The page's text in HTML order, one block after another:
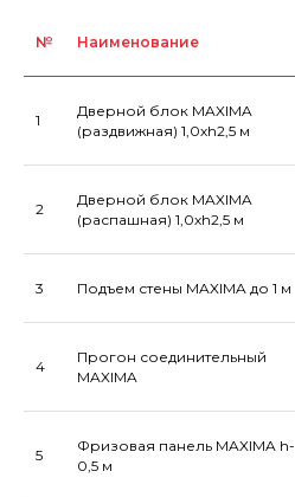
№ Наименование
1
Дверной блок MAXIMA
(раздвижная) 1,0хh2,5 м
2
Дверной блок MAXIMA
(распашная) 1,0хh2,5 м
3 Подъем стены MAXIMA до 1 м
4
Прогон соединительный
MAXIMA
5
Фризовая панель MAXIMA h-
0,5 м